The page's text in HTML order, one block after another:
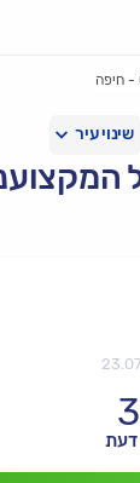
- חיפה
דעת